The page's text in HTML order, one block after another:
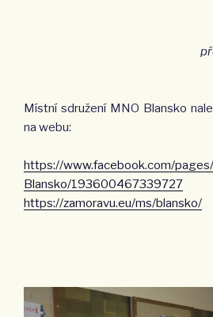
Místní sdružení MNO Blansko
na webu:
https://www.facebook.com/
Blansko/193600467339727
https://zamoravu.eu/ms/blansko/